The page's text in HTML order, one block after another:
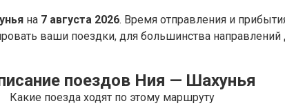
на 7 августа 2026. Время отправления и
ваши поездки, для большинства
поездов Ния — Шахунья
Какие поезда ходят по этому маршруту